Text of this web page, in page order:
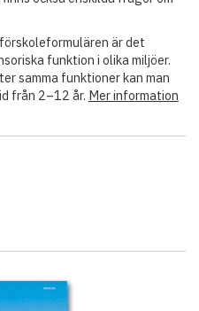
är det
funktion i olika miljöer.
samma funktioner kan man
från 2–12 år. Mer information